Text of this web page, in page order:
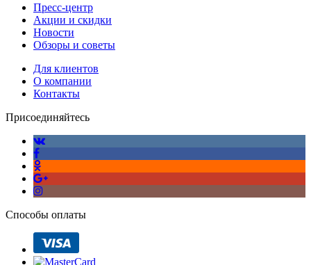
Пресс-центр
Акции и скидки
Новости
Обзоры и советы
Для клиентов
О компании
Контакты
Присоединяйтесь
Способы оплаты